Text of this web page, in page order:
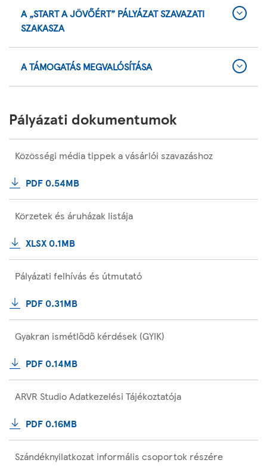
A „START A JÖVŐÉRT” PÁLYÁZAT SZAVAZATI
SZAKASZA
A TÁMOGATÁS MEGVALÓSÍTÁSA
Pályázati dokumentumok
Közösségi média tippek a vásárlói szavazáshoz
PDF 0.54MB
Körzetek és áruházak listája
XLSX 0.1MB
Pályázati felhívás és útmutató
PDF 0.31MB
Gyakran ismétlődő kérdések (GYIK)
PDF 0.14MB
ARVR Studio Adatkezelési Tájékoztatója
PDF 0.16MB
Szándéknyilatkozat informális csoportok részére